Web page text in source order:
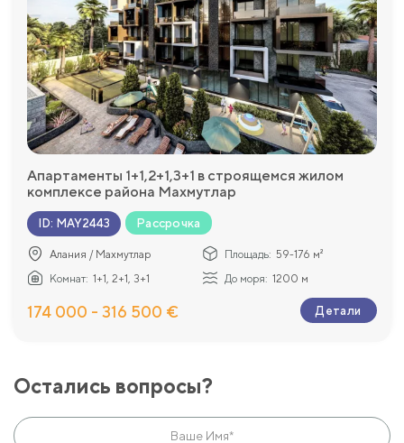
Апартаменты 1+1,2+1,3+1 в строящемся жилом
комплексе района Махмутлар
ID: MAY2443 Рассрочка
Алания / Махмутлар Площадь: 59-176 м²
Комнат: 1+1, 2+1, 3+1 До моря: 1200 м
174 000 - 316 500 € Детали
Остались вопросы?